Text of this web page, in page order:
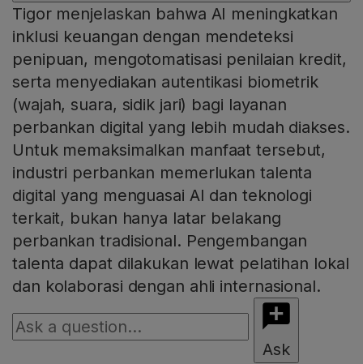
Tigor menjelaskan bahwa AI meningkatkan
inklusi keuangan dengan mendeteksi
penipuan, mengotomatisasi penilaian kredit,
serta menyediakan autentikasi biometrik
(wajah, suara, sidik jari) bagi layanan
perbankan digital yang lebih mudah diakses.
Untuk memaksimalkan manfaat tersebut,
industri perbankan memerlukan talenta
digital yang menguasai AI dan teknologi
terkait, bukan hanya latar belakang
perbankan tradisional. Pengembangan
talenta dapat dilakukan lewat pelatihan lokal
dan kolaborasi dengan ahli internasional.
Ask